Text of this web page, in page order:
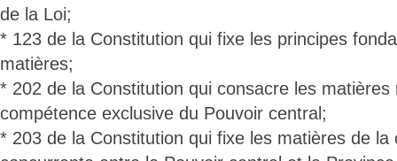
de la Loi;
* 123 de la Constitution qui fixe les principes
matières;
* 202 de la Constitution qui consacre les matières
compétence exclusive du Pouvoir central;
* 203 de la Constitution qui fixe les matières de la